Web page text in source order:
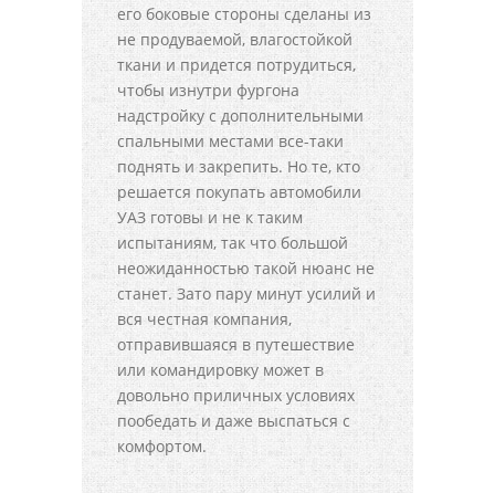
его боковые стороны сделаны из
не продуваемой, влагостойкой
ткани и придется потрудиться,
чтобы изнутри фургона
надстройку с дополнительными
спальными местами все-таки
поднять и закрепить. Но те, кто
решается покупать автомобили
УАЗ готовы и не к таким
испытаниям, так что большой
неожиданностью такой нюанс не
станет. Зато пару минут усилий и
вся честная компания,
отправившаяся в путешествие
или командировку может в
довольно приличных условиях
пообедать и даже выспаться с
комфортом.